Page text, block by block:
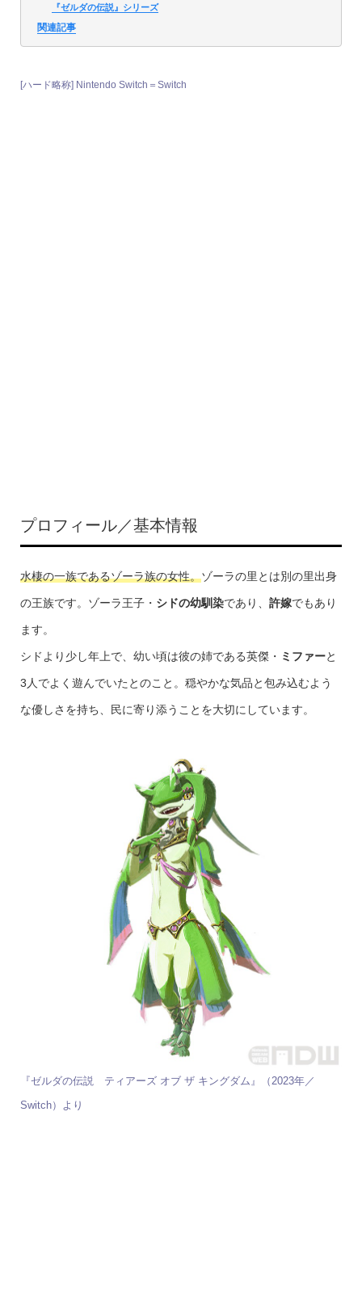
『ゼルダの伝説』シリーズ
関連記事
[ハード略称] Nintendo Switch＝Switch
プロフィール／基本情報
水棲の一族であるゾーラ族の女性。ゾーラの里とは別の里出身
の王族です。ゾーラ王子・ シドの幼馴染であり、 許嫁でもあり
ます。
シドより少し年上で、幼い頃は彼の姉である英傑・ ミファーと
3人でよく遊んでいたとのこと。穏やかな気品と包み込むよう
な優しさを持ち、民に寄り添うことを大切にしています。
『ゼルダの伝説 ティアーズ オブ ザ キングダム』（2023年／
Switch）より